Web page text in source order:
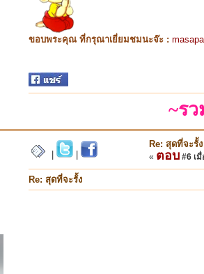
ขอบพระคุณ ที่กรุณาเยี่ยมชมนะจ๊ะ :
~ร
Re: สุดที่จะรั้ง
« ตอบ #6 เมื่
Re: สุดที่จะรั้ง